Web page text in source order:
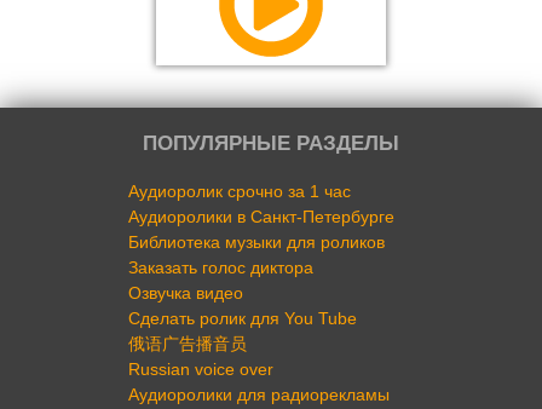
ПОПУЛЯРНЫЕ РАЗДЕЛЫ
Аудиоролик срочно за 1 час
Аудиоролики в Санкт-Петербурге
Библиотека музыки для роликов
Заказать голос диктора
Озвучка видео
Сделать ролик для You Tube
俄语广告播音员
Russian voice over
Аудиоролики для радиорекламы